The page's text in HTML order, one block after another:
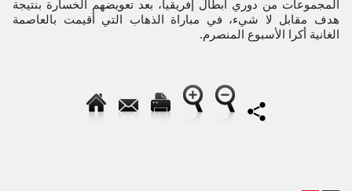
الغانية أكرا الأسبوع المنصرم.